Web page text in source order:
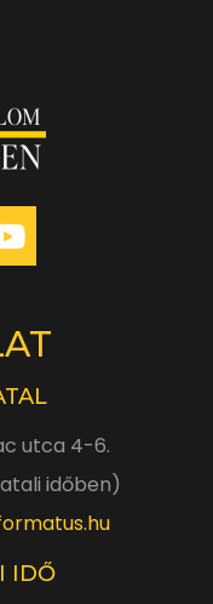
utca 4-6.
időben)
IDŐ